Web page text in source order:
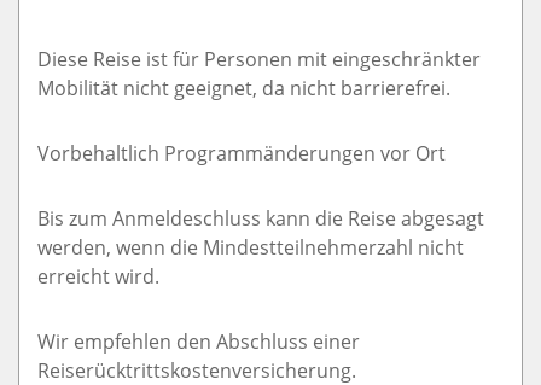
Diese Reise ist für Personen mit eingeschränkter
Mobilität nicht geeignet, da nicht barrierefrei.
Vorbehaltlich Programmänderungen vor Ort
Bis zum Anmeldeschluss kann die Reise abgesagt
werden, wenn die Mindestteilnehmerzahl nicht
erreicht wird.
Wir empfehlen den Abschluss einer
Reiserücktrittskostenversicherung.